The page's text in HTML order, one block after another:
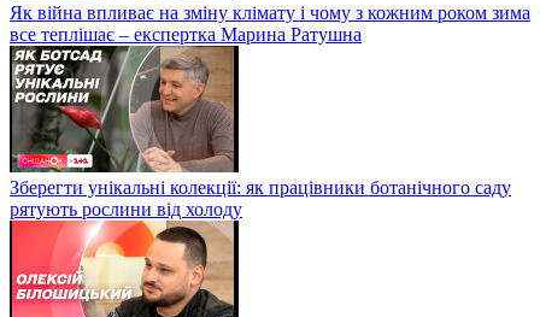
Як війна впливає на зміну клімату і чому з кожним роком зима
все теплішає – експертка Марина Ратушна
Зберегти унікальні колекції: як працівники ботанічного саду
рятують рослини від холоду